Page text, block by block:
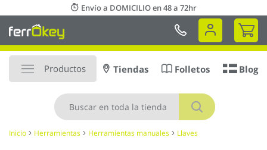
al
contenido
Envío a DOMICILIO en 48 a 72hr
Mi
Productos
Buscar
Tiendas Folletos Blog
Inicio Herramientas Herramientas manuales Llaves